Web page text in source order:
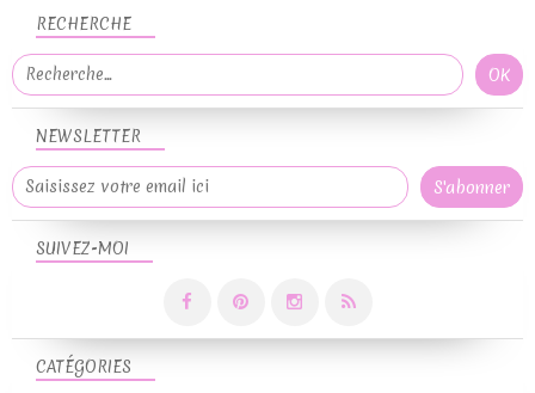
NEWSLETTER
SUIVEZ-MOI
RECHERCHE
CATÉGORIES